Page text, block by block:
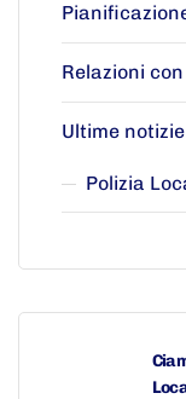
Relazioni
Ultime notizie
Polizia